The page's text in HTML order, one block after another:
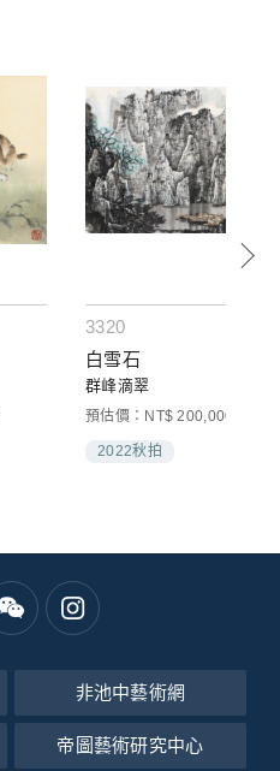
3320
白雪石
群峰滴翠
預估價：NT$ 200,000-
2022秋拍
非池中藝術網
帝圖藝術研究中心